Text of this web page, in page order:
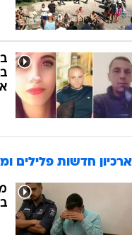
ארכיון חדשות פלילים